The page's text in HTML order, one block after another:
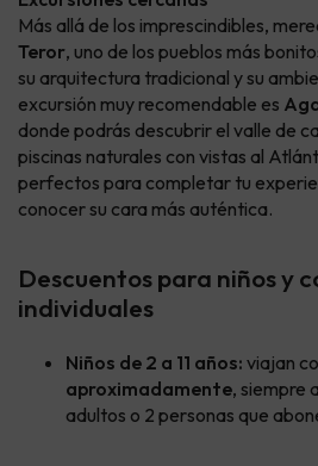
Más allá de los imprescindibles,
Teror, uno de los pueblos más
su arquitectura tradicional y su
excursión muy recomendable es
donde podrás descubrir el valle de
piscinas naturales con vistas al
perfectos para completar tu
conocer su cara más auténtica.
Descuentos para niños y
individuales
Niños de 2 a 11 años: viajan
aproximadamente, siempre
adultos o 2 personas que